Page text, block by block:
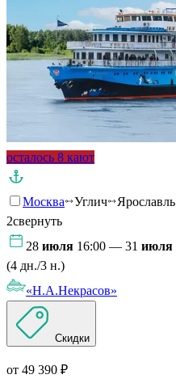
осталось 8 кают
Москва Углич Ярославль
2свернуть
28 июля 16:00 — 31 июля
(4 дн./3 н.)
«Н.А.Некрасов»
Скидки
от 49 390 ₽